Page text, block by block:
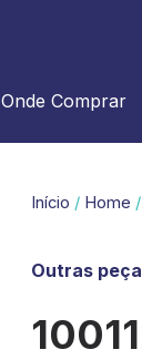
Onde Comprar
Início / Home /
Outras